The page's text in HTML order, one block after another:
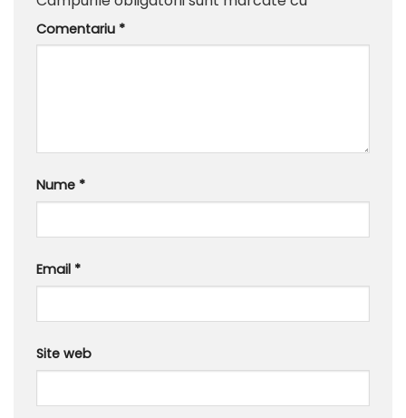
Comentariu *
Nume *
Email *
Site web